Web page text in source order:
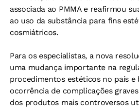
associada ao PMMA e reafirmou
ao uso da substância para fins
cosmiátricos.
Para os especialistas, a nova
uma mudança importante na
procedimentos estéticos no país e
ocorrência de complicações
dos produtos mais controversos